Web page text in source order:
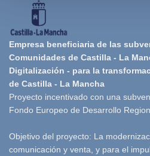
Empresa beneficiaria de las
Comunidades de Castilla - La
Digitalización - para la
de Castilla - La Mancha
Proyecto incentivado con una
Fondo Europeo de Desarrollo
Objetivo del proyecto: La
comunicación y venta, y para el